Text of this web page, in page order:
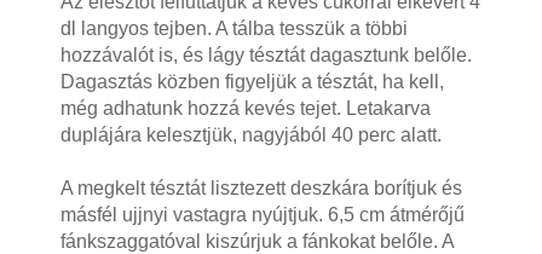
dl langyos tejben. A tálba tesszük a többi
hozzávalót is, és lágy tésztát dagasztunk belőle.
Dagasztás közben figyeljük a tésztát, ha kell,
még adhatunk hozzá kevés tejet. Letakarva
duplájára kelesztjük, nagyjából 40 perc alatt.
A megkelt tésztát lisztezett deszkára borítjuk és
másfél ujjnyi vastagra nyújtjuk. 6,5 cm átmérőjű
fánkszaggatóval kiszúrjuk a fánkokat belőle. A